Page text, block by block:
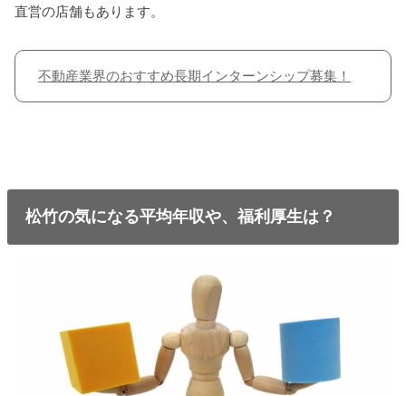
直営の店舗もあります。
不動産業界のおすすめ長期インターンシップ募集！
松竹の気になる平均年収や、福利厚生は？